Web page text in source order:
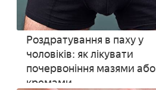
Роздратування в паху у
чоловіків: як лікувати
почервоніння мазями або
кремами